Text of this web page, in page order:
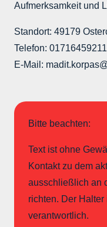
Aufmerksamkeit und
Standort: 49179
Telefon: 01716459211
E-Mail:
Bitte beachten:
Text ist ohne
Kontakt zu dem
ausschließlich an
richten. Der
verantwortlich.